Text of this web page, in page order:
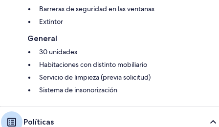
Barreras de seguridad en las ventanas
Extintor
General
30 unidades
Habitaciones con distinto mobiliario
Servicio de limpieza (previa solicitud)
Sistema de insonorización
Políticas